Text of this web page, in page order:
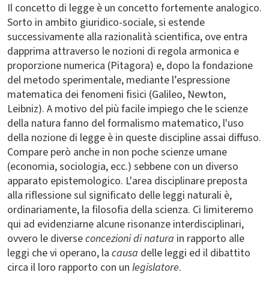
Il concetto di legge è un concetto fortemente analogico.
Sorto in ambito giuridico-sociale, si estende
successivamente alla razionalità scientifica, ove entra
dapprima attraverso le nozioni di regola armonica e
proporzione numerica (Pitagora) e, dopo la fondazione
del metodo sperimentale, mediante l’espressione
matematica dei fenomeni fisici (Galileo, Newton,
Leibniz). A motivo del più facile impiego che le scienze
della natura fanno del formalismo matematico, l'uso
della nozione di legge è in queste discipline assai diffuso.
Compare però anche in non poche scienze umane
(economia, sociologia, ecc.) sebbene con un diverso
apparato epistemologico. L'area disciplinare preposta
alla riflessione sul significato delle leggi naturali è,
ordinariamente, la filosofia della scienza. Ci limiteremo
qui ad evidenziarne alcune risonanze interdisciplinari,
ovvero le diverseconcezioni di natura in rapporto alle
leggi che vi operano, la causa delle leggi ed il dibattito
circa il loro rapporto con un legislatore.